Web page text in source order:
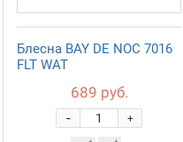
Блесна BAY DE NOC 7016
FLT WAT
689 руб.
+
-